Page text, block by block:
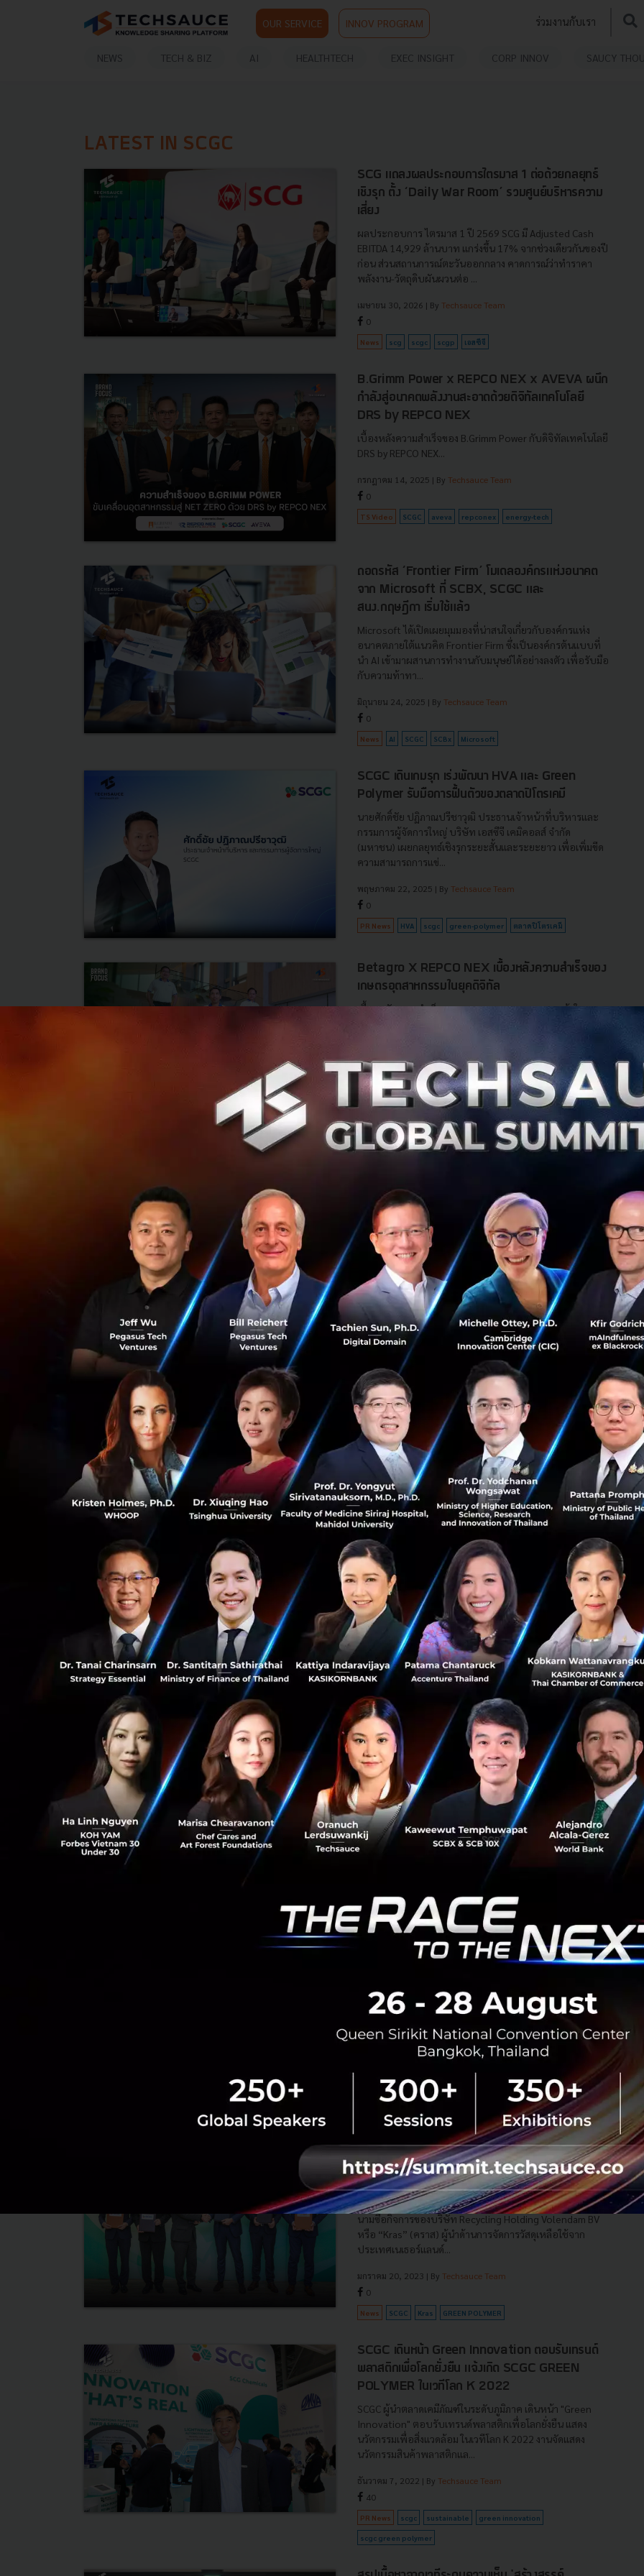
OUR SERVICE INNOV PROGRAM ร่วมงานกับเรา
NEWS TECH & BIZ AI HEALTHTECH EXEC INSIGHT CORP INNOV SAUCY
LATEST IN SCGC
SCG แถลงผลประกอบการไตรมาส 1 ต่อด้วยกลยุทธ์
เชิงรุก ตั้ง ‘Daily War Room’ รวมศูนย์บริหารความ
เสี่ยง
ผลประกอบการ ไตรมาส 1 ปี 2569 SCG มี Adjusted Cash
EBITDA 14,929 ล้านบาท แกร่งขึ้น 17% จากช่วงเดียวกันของปี
ก่อน ส่วนสถานการณ์ตะวันออกกลาง คาดการณ์ว่าทำราคา
พลังงาน-วัตถุดิบผันผวนต่อ ...
เมษายน 30, 2026 | By Techsauce Team
0
News scg scgc scgp เอสซีจี
B.Grimm Power x REPCO NEX x AVEVA ผนึก
กำลังสู่อนาคตพลังงานสะอาดด้วยดิจิทัลเทคโนโลยี
DRS by REPCO NEX
เบื้องหลังความสำเร็จของ B.Grimm Power กับดิจิทัลเทคโนโลยี
DRS by REPCO NEX...
กรกฎาคม 14, 2025 | By Techsauce Team
0
TS Video SCGC aveva repconex energy-tech
ถอดรหัส ‘Frontier Firm’ โมเดลองค์กรแห่งอนาคต
จาก Microsoft ที่ SCBX, SCGC และ
สนง.กฤษฎีกา เริ่มใช้แล้ว
Microsoft ได้เปิดเผยมุมมองที่น่าสนใจเกี่ยวกับองค์กรแห่ง
อนาคตภายใต้แนวคิด Frontier Firm ซึ่งเป็นองค์กรต้นแบบที่
นำ AI เข้ามาผสานการทำงานกับมนุษย์ได้อย่างลงตัว เพื่อรับมือ
กับความท้าทา...
มิถุนายน 24, 2025 | By Techsauce Team
0
News AI SCGC SCBx Microsoft
SCGC เดินเกมรุก เร่งพัฒนา HVA และ Green
Polymer รับมือการฟื้นตัวของตลาดปิโตรเคมี
นายศักดิ์ชัย ปฏิภาณปรีชาวุฒิ ประธานเจ้าหน้าที่บริหารและ
กรรมการผู้จัดการใหญ่ บริษัท เอสซีจี เคมิคอลส์ จำกัด
(มหาชน) เผยกลยุทธ์เชิงรุกระยะสั้นและระยะยาว เพื่อเพิ่มขีด
ความสามารถการแข่...
พฤษภาคม 22, 2025 | By Techsauce Team
0
PR News HVA scgc green-polymer ตลาดปิโตรเคมี
Betagro X REPCO NEX เบื้องหลังความสำเร็จของ
เกษตรอุตสาหกรรมในยุคดิจิทัล
เบื้องหลังความสำเร็จของเกษตรอุตสาหกรรมแนวหน้าในยุค
ธันวาคม 20, 2024 | ByTechsauce Team
0
SCGC ร่วมกับ Oxford ประเทศอังกฤษ เปิดตัวโครงการทุนวิจัย
SCGC–FIRST เร่งพัฒนาเทคโนโลยีลดการปล่อยคาร์บอนใน
อุตสาหกรรมเคมีภัณฑ์ และวัสดุพลาสติกเพื่ออนาคต...
ธันวาคม 19, 2023| By
Techsauce Team
PR News scgc SCGC–FIRST
ESG Symposium 2023 : บิ๊กอีเวนต์รวมความ
พยายามและ Action ในการสร้างความยั่งยืนให้แก่โลก
ESG Symposium 2023 งานเสวนาด้านความยั่งยืนที่รวมไอเดีย
แผนงาน การลงมือทำในด้านต่างๆ เพื่อ 'ร่วม เร่ง เปลี่ยน สู่สังคม
คาร์บอนต่ำ' โดยในงานนี้มีตัวแทนจากทุกภาคส่วนมาร่วม
ถ่ายทอดความรู...
ตุลาคม 11, 2023| By
Techsauce Team
News Sustainable Focus esg scg scgc sdgs
TCP Sustainability Forum 2023 เผยแผนชัดๆ
เน้นๆ บรรจุภัณฑ์รีไซเคิลได้ 100% ในปีหน้า และบริหาร
จัดการน้ำอย่างยั่งยืนได้ภายในปี 2030
รวมแผนงานสำคัญจากผู้บริหาร TCP องค์กรขนาดใหญ่ใน
อุตสาหกรรมอาหารและเครื่องดื่ม ที่มาเล่าถึงแนวทางสร้าง
ความยั่งยืนในแบบฉบับของตัวเอง ภายในงาน TCP
Sustainability Forum 2023: Net Zero T...
กันยายน 24, 2023 | By Techsauce Team
News tcp มิตรผล
SCGC เปิดตัวนวัตกรรมพลาสติกสำหรับท่อทนแรงดัน
สูง ติดตั้งแบบลอดใต้ผิวดิน ตอบโจทย์การขยายตัวของ
เมือง
SCGC พลิกโฉมการวางระบบท่อ เปิดตัวนวัตกรรมพลาสติก
สำหรับท่อทนแรงดันสูง เพื่อการติดตั้งแบบลอดใต้ผิวดิน ตอบ
โจทย์การขยายตัวของเมืองอย่างยั่งยืน ได้รับมาตรฐานสากล
เป็นรายแรกในอาเซียน...
News SCGC นวัตกรรมพลาสติกสำหรับท่อทนแรงดันสูง
BBGI จับมือ SCGC - QTC เซ็น MOU ดัน Green
หม้อแปลงไฟฟ้าชีวภาพเชิงพาณิชย์ครั้งแรกของไทย
กลุ่ม BBGI จับมือ SCGC และ QTC เซ็นสัญญาความร่วมมือ ผลัก
ดัน Green Innovation สำหรับผลิตและทดสอบคุณภาพน้ำมัน
หม้อแปลงไฟฟ้าชีวภาพเชิงพาณิชย์ครั้งแรกของไทย...
QTC bbgi green-innovation
SCGC เข้าซื้อกิจการ Kras บ.รีไซเคิลรายใหญ่ของ
เนเธอร์แลนด์ ปักหมุดลุยตลาดยุโรปด้วย GREEN
POLYMER
SCGC เร่งเครื่องรุกตลาดพลาสติกรีไซเคิลในยุโรป ด้วยการลง
นามซื้อกิจการของบริษัท Recycling Holding Volendam BV
หรือ “Kras” (คราส) ผู้นำด้านการจัดการวัสดุเหลือใช้จาก
ประเทศเนเธอร์แลนด์...
มกราคม 20, 2023 | By Techsauce Team
0
News SCGC Kras GREEN POLYMER
SCGC เดินหน้า Green Innovation ตอบรับเทรนด์
พลาสติกเพื่อโลกยั่งยืน แจ้งเกิด SCGC GREEN
POLYMER ในเวทีโลก K 2022
SCGC ผู้นำตลาดเคมีภัณฑ์ในระดับภูมิภาค เดินหน้า "Green
Innovation" ตอบรับเทรนด์พลาสติกเพื่อโลกยั่งยืน แสดง
นวัตกรรมเพื่อสิ่งแวดล้อม ในเวทีโลก K 2022 งานจัดแสดง
นวัตกรรมสินค้าพลาสติกแล...
ธันวาคม 7, 2022 | By Techsauce Team
40
PR News scgc sustainable green innovation
scgc green polymer